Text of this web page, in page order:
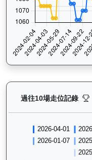
過往10場走位記錄